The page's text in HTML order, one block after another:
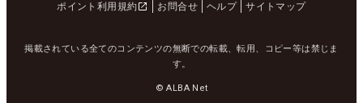
ポイント利用規約
お問合せ ヘルプ サイトマップ
掲載されている全てのコンテンツの無断での転載、転用、コピー等は禁じま
す。
© ALBA Net